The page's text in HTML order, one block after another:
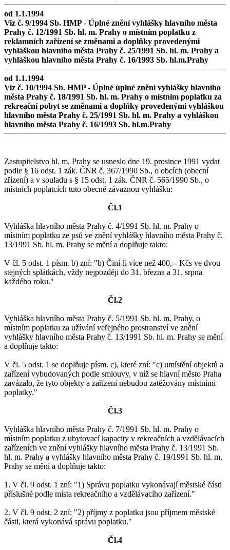
od 1.1.1994
Viz č. 9/1994 Sb. HMP - Úplné znění vyhlášky hlavního města
Prahy č. 12/1991 Sb. hl. m. Prahy o místním poplatku z
reklamních zařízení se změnami a doplňky provedenými
vyhláškou hlavního města Prahy č. 25/1991 Sb. hl. m. Prahy a
vyhláškou hlavního města Prahy č. 16/1993 Sb. hl.m.Prahy
od 1.1.1994
Viz č. 10/1994 Sb. HMP - Úplné úplné znění vyhlášky hlavního
města Prahy č. 18/1991 Sb. hl. m. Prahy o místním poplatku za
rekreační pobyt se změnami a doplňky provedenými vyhláškou
hlavního města Prahy č. 25/1991 Sb. hl. m. Prahy a vyhláškou
hlavního města Prahy č. 16/1993 Sb. hl.m.Prahy
Zastupitelstvo hl. m. Prahy se usneslo dne 19. prosince 1991 vydat
podle § 16 odst. 1 zák. ČNR č. 367/1990 Sb., o obcích (obecní
zřízení) a v souladu s § 15 odst. 1 zák. ČNR č. 565/1990 Sb., o
místních poplatcích tuto obecně závaznou vyhlášku:
Čl.1
Vyhláška hlavního města Prahy č. 4/1991 Sb. hl. m. Prahy o
místním poplatku ze psů ve znění vyhlášky hlavního města Prahy č.
13/1991 Sb. hl. m. Prahy se mění a doplňuje takto:
V čl. 5 odst. 1 písm. b) zní: "b) Činí-li více než 400,-- Kčs ve dvou
stejných splátkách, vždy nejpozději do 31. března a 31. srpna
každého roku."
Čl.2
Vyhláška hlavního města Prahy č. 5/1991 Sb. hl. m. Prahy, o
místním poplatku za užívání veřejného prostranství ve znění
vyhlášky hlavního města Prahy č. 13/1991 Sb. hl. m. Prahy se mění
a doplňuje takto:
V čl. 5 odst. 1 se doplňuje písm. c), které zní: "c) umístění objektů a
zařízení vybudovaných podle smlouvy, v níž se hlavní město Praha
zavázalo, že tyto objekty a zařízení nebudou zatěžovány místními
poplatky."
Čl.3
Vyhláška hlavního města Prahy č. 7/1991 Sb. hl. m. Prahy o
místním poplatku z ubytovací kapacity v rekreačních a vzdělávacích
zařízeních ve znění vyhlášky hlavního města Prahy č. 13/1991 Sb.
hl. m. Prahy a vyhlášky hlavního města Prahy č. 19/1991 Sb. hl. m.
Prahy se mění a doplňuje takto:
1. V čl. 9 odst. 1 zní: "1) Správu poplatku vykonávají městské části
příslušné podle místa rekreačního a vzdělávacího zařízení."
2. V čl. 9 odst. 2 zní: "2) příjmy z poplatku jsou příjmem městské
části, která vykonává správu poplatku."
Čl.4